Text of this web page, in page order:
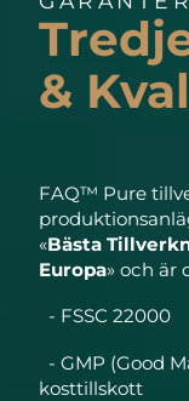
&
FAQ™ Pure
«Bästa
Europa» och är
- FSSC 22000
- GMP (Good
kosttillskott